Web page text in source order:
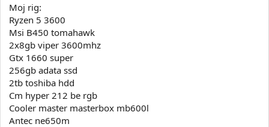
Moj rig:
Ryzen 5 3600
Msi B450 tomahawk
2x8gb viper 3600mhz
Gtx 1660 super
256gb adata ssd
2tb toshiba hdd
Cm hyper 212 be rgb
Cooler master masterbox mb600l
Antec ne650m